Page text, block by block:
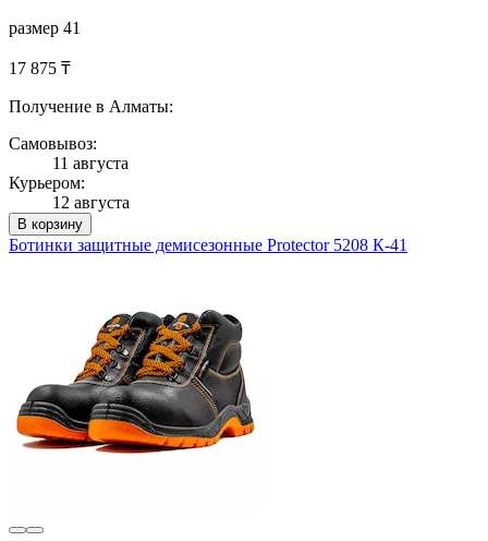
размер 41
17 875 ₸
Получение в Алматы:
Самовывоз:
11 августа
Курьером:
12 августа
В корзину
Ботинки защитные демисезонные Protector 5208 К-41